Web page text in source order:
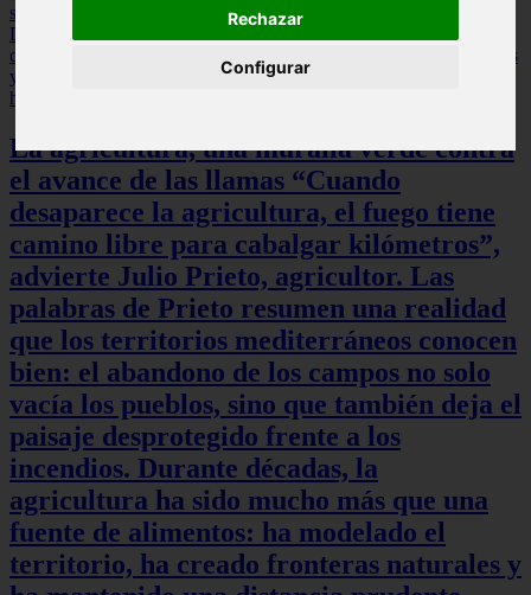
Rechazar
Configurar
La agricultura, una muralla verde contra
el avance de las llamas “Cuando
desaparece la agricultura, el fuego tiene
camino libre para cabalgar kilómetros”,
advierte Julio Prieto, agricultor. Las
palabras de Prieto resumen una realidad
que los territorios mediterráneos conocen
bien: el abandono de los campos no solo
vacía los pueblos, sino que también deja el
paisaje desprotegido frente a los
incendios. Durante décadas, la
agricultura ha sido mucho más que una
fuente de alimentos: ha modelado el
territorio, ha creado fronteras naturales y